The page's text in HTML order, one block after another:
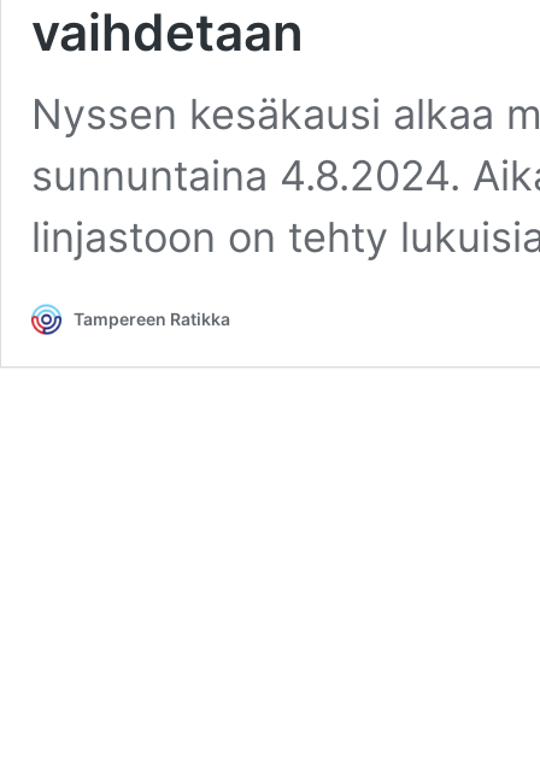
vaihdetaan
Nyssen kesäkausi alkaa
sunnuntaina 4.8.2024.
linjastoon on tehty
Tampereen Ratikka